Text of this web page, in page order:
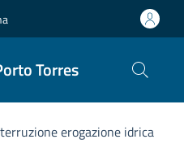
Torres
erogazione idrica